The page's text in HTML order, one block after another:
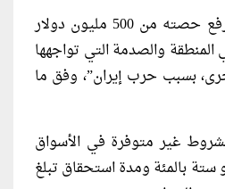
قال جيمبرت إن البنك رفع حصته من 500 مليون دولار
والصدمة التي تواجهها
بسبب حرب إيران”، وفق ما
غير متوفرة في الأسواق
ستة بالمئة ومدة استحقاق تبلغ